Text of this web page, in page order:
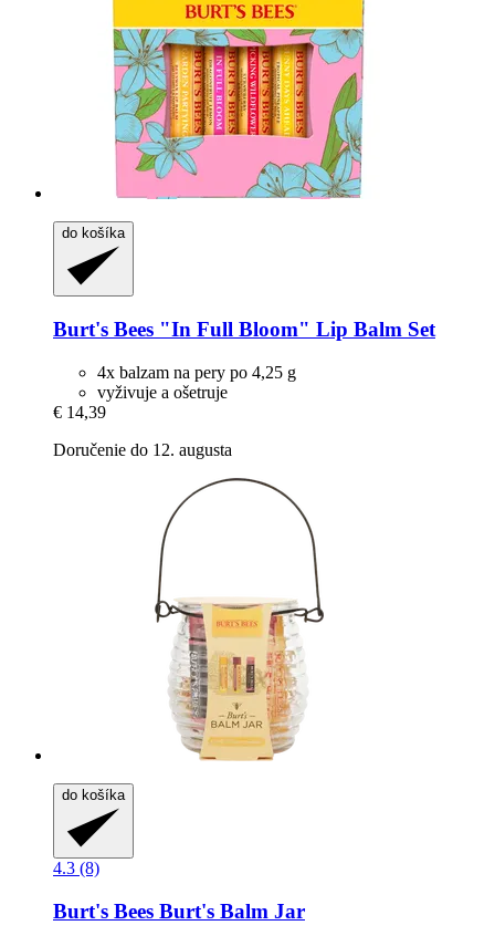
do košíka
Burt's Bees "In Full Bloom" Lip Balm Set
4x balzam na pery po 4,25 g
vyživuje a ošetruje
€ 14,39
Doručenie do 12. augusta
do košíka
4.3 (8)
Burt's Bees Burt's Balm Jar